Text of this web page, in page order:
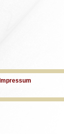
Impressum